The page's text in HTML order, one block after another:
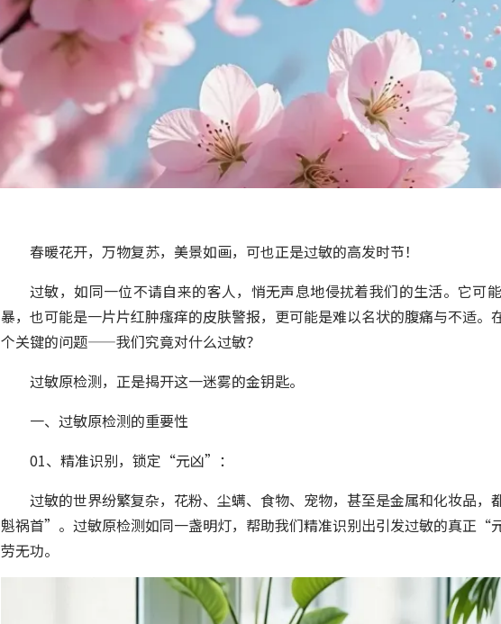
春暖花开，万物复苏，美景如画，可也正是过敏的高发时节！
过敏，如同一位不请自来的客人，悄无声息地侵扰着我们的生活。它可
暴，也可能是一片片红肿瘙痒的皮肤警报，更可能是难以名状的腹痛与不适。
个关键的问题——我们究竟对什么过敏？
过敏原检测，正是揭开这一迷雾的金钥匙。
一、过敏原检测的重要性
01、精准识别，锁定“元凶”：
过敏的世界纷繁复杂，花粉、尘螨、食物、宠物，甚至是金属和化妆品
魁祸首”。过敏原检测如同一盏明灯，帮助我们精准识别出引发过敏的真正“
劳无功。